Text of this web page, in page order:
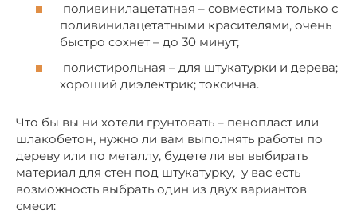
поливинилацетатная – совместима только с
поливинилацетатными красителями, очень
быстро сохнет – до 30 минут;
полистирольная – для штукатурки и дерева;
хороший диэлектрик; токсична.
Что бы вы ни хотели грунтовать – пенопласт или
шлакобетон, нужно ли вам выполнять работы по
дереву или по металлу, будете ли вы выбирать
материал для стен под штукатурку, у вас есть
возможность выбрать один из двух вариантов
смеси: